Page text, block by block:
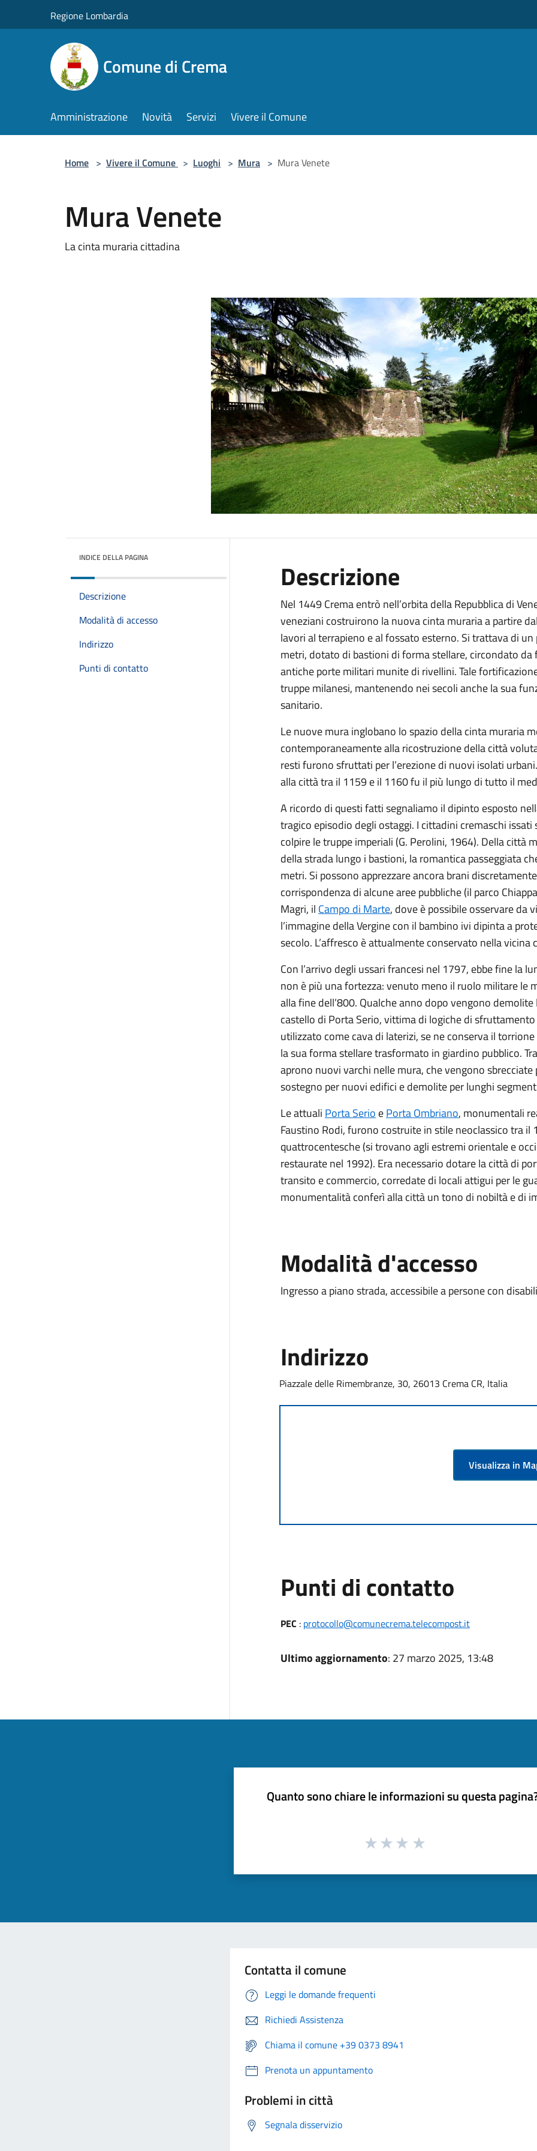
Regione Lombardia
Comune di Crema
Amministrazione Novità Servizi Vivere il Comune
Home > Vivere il Comune > Luoghi > Mura > Mura Venete
Mura Venete
La cinta muraria cittadina
INDICE DELLA PAGINA
Descrizione
Modalità di accesso
Indirizzo
Punti di contatto
Descrizione
Nel 1449 Crema entrò nell’orbita della Repubblica di
veneziani costruirono la nuova cinta muraria a partire
lavori al terrapieno e al fossato esterno. Si trattava di
metri, dotato di bastioni di forma stellare, circondato
antiche porte militari munite di rivellini. Tale
truppe milanesi, mantenendo nei secoli anche la sua
sanitario.
Le nuove mura inglobano lo spazio della cinta muraria
contemporaneamente alla ricostruzione della città
resti furono sfruttati per l’erezione di nuovi isolati
alla città tra il 1159 e il 1160 fu il più lungo di tutto il
A ricordo di questi fatti segnaliamo il dipinto esposto
tragico episodio degli ostaggi. I cittadini cremaschi
colpire le truppe imperiali (G. Perolini, 1964). Della città
della strada lungo i bastioni, la romantica passeggiata
metri. Si possono apprezzare ancora brani
corrispondenza di alcune aree pubbliche (il parco
Magri, il Campo di Marte, dove è possibile osservare da
l’immagine della Vergine con il bambino ivi dipinta a
secolo. L’affresco è attualmente conservato nella vicina
Con l’arrivo degli ussari francesi nel 1797, ebbe fine la
non è più una fortezza: venuto meno il ruolo militare le
alla fine dell’800. Qualche anno dopo vengono
castello di Porta Serio, vittima di logiche di
utilizzato come cava di laterizi, se ne conserva il
la sua forma stellare trasformato in giardino pubblico.
aprono nuovi varchi nelle mura, che vengono
sostegno per nuovi edifici e demolite per lunghi
Le attuali Porta Serio ePorta Ombriano, monumentali
Faustino Rodi, furono costruite in stile neoclassico tra
quattrocentesche (si trovano agli estremi orientale e
restaurate nel 1992). Era necessario dotare la città di
transito e commercio, corredate di locali attigui per le
monumentalità conferì alla città un tono di nobiltà e di
Modalità d'accesso
Ingresso a piano strada, accessibile a persone con
Indirizzo
Piazzale delle Rimembranze, 30, 26013 Crema CR, Italia
Visualizza in
Punti di contatto
PEC : protocollo@comunecrema.telecompost.it
Ultimo aggiornamento: 27 marzo 2025, 13:48
Quanto sono chiare le informazioni su questa
Contatta il comune
Leggi le domande frequenti
Richiedi Assistenza
Chiama il comune +39 0373 8941
Prenota un appuntamento
Problemi in città
Segnala disservizio